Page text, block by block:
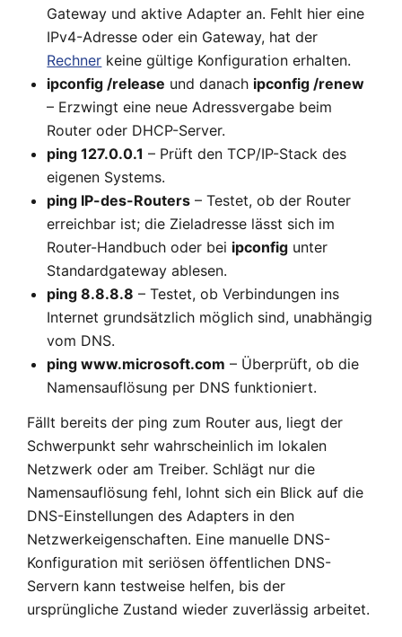
Gateway und aktive Adapter an. Fehlt hier eine
IPv4-Adresse oder ein Gateway, hat der
Rechner keine gültige Konfiguration erhalten.
ipconfig /release und danach ipconfig /renew
– Erzwingt eine neue Adressvergabe beim
Router oder DHCP-Server.
ping 127.0.0.1 – Prüft den TCP/IP-Stack des
eigenen Systems.
ping IP-des-Routers – Testet, ob der Router
erreichbar ist; die Zieladresse lässt sich im
Router-Handbuch oder bei ipconfig unter
Standardgateway ablesen.
ping 8.8.8.8 – Testet, ob Verbindungen ins
Internet grundsätzlich möglich sind, unabhängig
vom DNS.
ping www.microsoft.com – Überprüft, ob die
Namensauflösung per DNS funktioniert.
Fällt bereits der ping zum Router aus, liegt der
Schwerpunkt sehr wahrscheinlich im lokalen
Netzwerk oder am Treiber. Schlägt nur die
Namensauflösung fehl, lohnt sich ein Blick auf die
DNS-Einstellungen des Adapters in den
Netzwerkeigenschaften. Eine manuelle DNS-
Konfiguration mit seriösen öffentlichen DNS-
Servern kann testweise helfen, bis der
ursprüngliche Zustand wieder zuverlässig arbeitet.